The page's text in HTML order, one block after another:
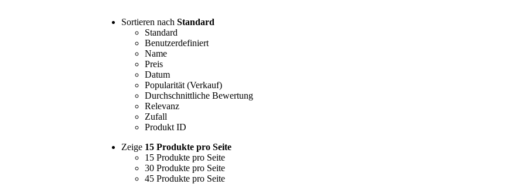
Sortieren nach Standard
Standard
Benutzerdefiniert
Name
Preis
Datum
Popularität (Verkauf)
Durchschnittliche Bewertung
Relevanz
Zufall
Produkt ID
Zeige 15 Produkte pro Seite
15 Produkte pro Seite
30 Produkte pro Seite
45 Produkte pro Seite